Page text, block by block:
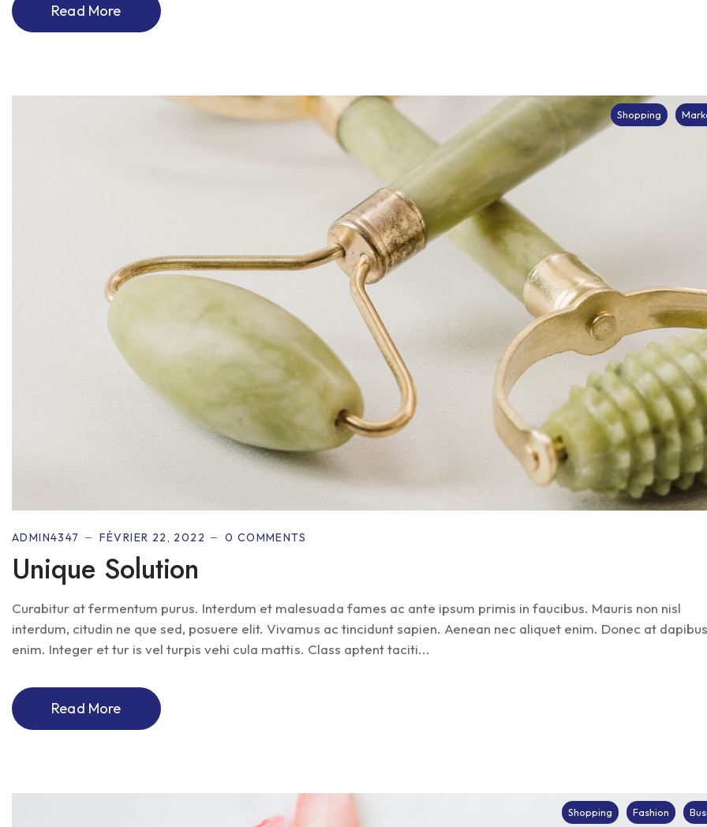
Read More
Shopping
ADMIN4347 FÉVRIER 22, 2022 0 COMMENTS
Unique Solution
Curabitur at fermentum purus. Interdum et malesuada fames ac ante ipsum primis in faucibus. Mauris non nisl
interdum, citudin ne que sed, posuere elit. Vivamus ac tincidunt sapien. Aenean nec aliquet enim. Donec at
enim. Integer et tur is vel turpis vehi cula mattis. Class aptent taciti...
Read More
Fashion
Shopping